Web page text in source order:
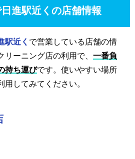
進駅近くの店舗情報
駅近く で営業している店舗の情
ーニング店の利用で、 一番負
持ち運びです。使いやすい場所
してみてください。